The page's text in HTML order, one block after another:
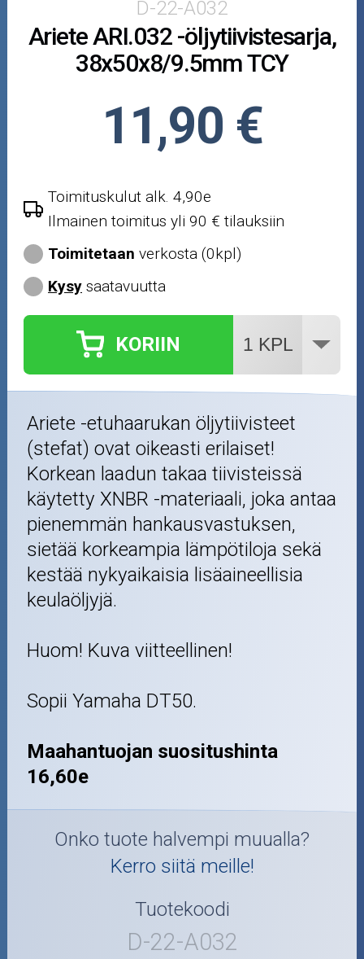
Öljyt ja kemikaalit
Työkalut
Outlet-tuotteet
D-22-A032
Ariete ARI.032 -öljytiivistesarja,
38x50x8/9.5mm TCY
11,90 €
Toimituskulut alk. 4,90e
Ilmainen toimitus yli 90 € tilauksiin
Toimitetaan verkosta (0kpl)
Kysy saatavuutta
KORIIN
Ariete -etuhaarukan öljytiivisteet
(stefat) ovat oikeasti erilaiset!
Korkean laadun takaa tiivisteissä
käytetty XNBR -materiaali, joka antaa
pienemmän hankausvastuksen,
sietää korkeampia lämpötiloja sekä
kestää nykyaikaisia lisäaineellisia
keulaöljyjä.
Huom! Kuva viitteellinen!
Sopii Yamaha DT50.
Maahantuojan suositushinta
16,60e
Onko tuote halvempi muualla?
Kerro siitä meille!
Tuotekoodi
D-22-A032